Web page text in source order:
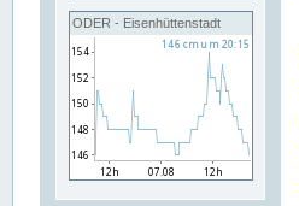
ODER - Eisenhüttenstadt